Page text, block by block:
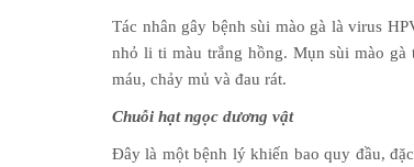
Tác nhân gây bệnh sùi mào gà là virus
nhỏ li ti màu trắng hồng. Mụn sùi mào
máu, chảy mủ và đau rát.
Chuỗi hạt ngọc dương vật
Đây là một bệnh lý khiến bao quy đầu,